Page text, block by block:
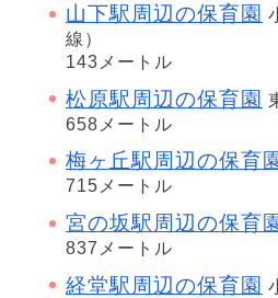
山下駅周辺の保育園
線）
143メートル
松原駅周辺の保育園
658メートル
梅ヶ丘駅周辺の保育
715メートル
宮の坂駅周辺の保育
837メートル
経堂駅周辺の保育園